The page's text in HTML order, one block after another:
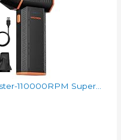
110000RPM Super...